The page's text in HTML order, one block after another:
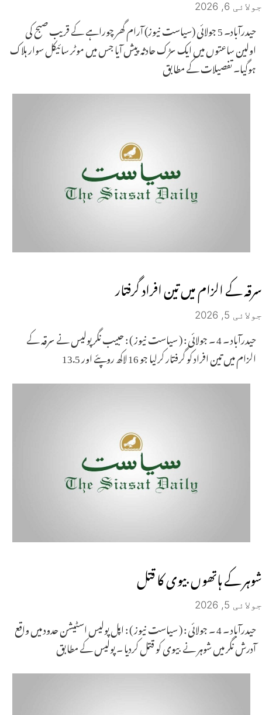
جولائی 6, 2026
حیدرآباد۔ 5 جولائی (سیاست نیوز) آرام گھر چوراہے کے قریب صبح کی
اولین ساعتوں میں ایک سڑک حادثہ پیش آیا جس میں موٹر سائیکل سوار ہلاک
ہوگیا۔ تفصیلات کے مطابق
سرقہ کے الزام میں تین افراد گرفتار
جولائی 5, 2026
حیدرآباد ۔ 4 ۔ جولائی : ( سیاست نیوز ) : حبیب نگر پولیس نے سرقہ کے
الزام میں تین افراد کو گرفتار کرلیا جو 16 لاکھ روپئے اور 13.5
شوہر کے ہاتھوں بیوی کا قتل
جولائی 5, 2026
حیدرآباد ۔ 4 ۔ جولائی : ( سیاست نیوز ) : اپل پولیس اسٹیشن حدود میں واقع
آدرش نگر میں شوہر نے بیوی کو قتل کردیا ۔ پولیس کے مطابق